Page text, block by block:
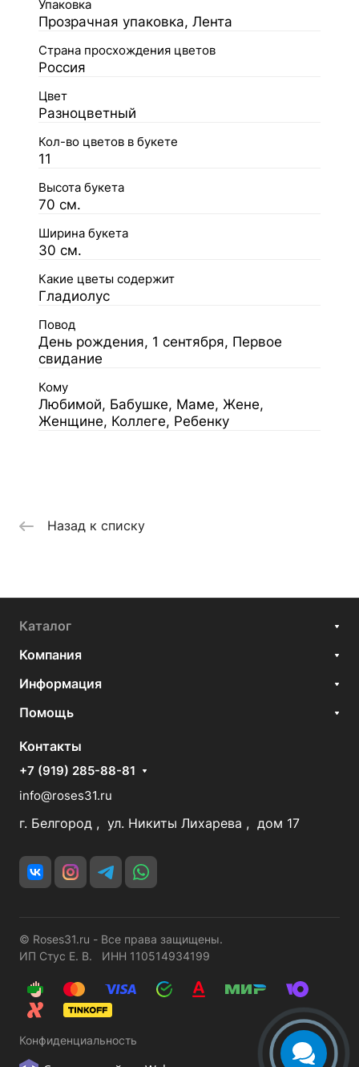
Упаковка
Прозрачная упаковка, Лента
Страна просхождения цветов
Россия
Цвет
Разноцветный
Кол-во цветов в букете
11
Высота букета
70 см.
Ширина букета
30 см.
Какие цветы содержит
Гладиолус
Повод
День рождения, 1 сентября, Первое
свидание
Кому
Любимой, Бабушке, Маме, Жене,
Женщине, Коллеге, Ребенку
Назад к списку
Каталог
Компания
Информация
Помощь
Контакты
+7 (919) 285-88-81
info@roses31.ru
г. Белгород , ул. Никиты Лихарева , дом 17
© Roses31.ru - Все права защищены.
ИП Стус Е. В. ИНН 110514934199
Конфиденциальность